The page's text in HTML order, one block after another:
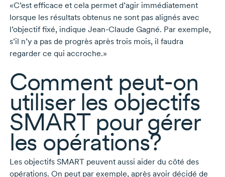
«C’est efficace et cela permet d’agir immédiatement
lorsque les résultats obtenus ne sont pas alignés avec
l’objectif fixé, indique Jean-Claude Gagné. Par exemple,
s’il n’y a pas de progrès après trois mois, il faudra
regarder ce qui accroche.»
Comment peut-on
utiliser les objectifs
SMART pour gérer
les opérations?
Les objectifs SMART peuvent aussi aider du côté des
opérations. On peut par exemple, après avoir décidé de